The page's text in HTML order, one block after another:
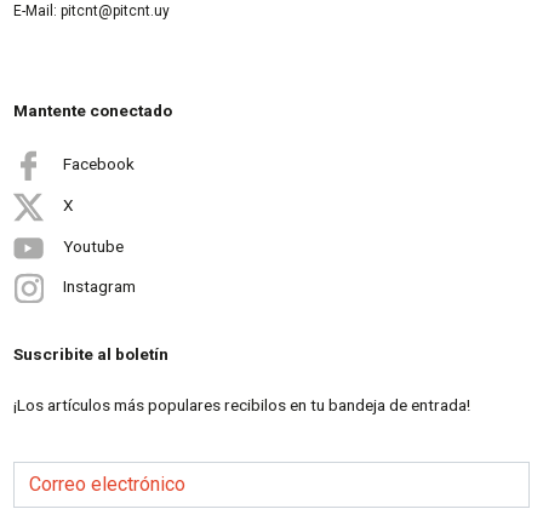
E-Mail: pitcnt@pitcnt.uy
Mantente conectado
Facebook
X
Youtube
Instagram
Suscribite al boletín
¡Los artículos más populares recibilos en tu bandeja de entrada!
Correo electrónico